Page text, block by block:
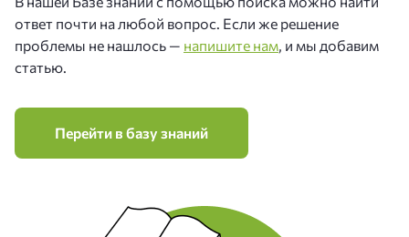
ответ почти на любой вопрос. Если же решение
проблемы не нашлось — напишите нам, и мы добавим
статью.
Перейти в базу знаний